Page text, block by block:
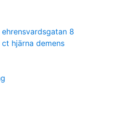
ehrensvardsgatan 8
ct hjärna demens